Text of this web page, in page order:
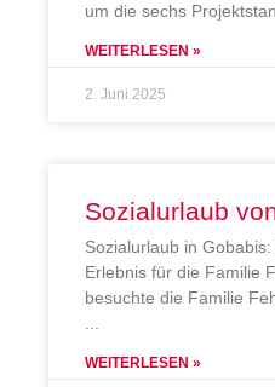
um die sechs
WEITERLESEN »
2. Juni 2025
Sozialurlaub
Sozialurlaub in
Erlebnis für die Familie
besuchte die Familie
WEITERLESEN »